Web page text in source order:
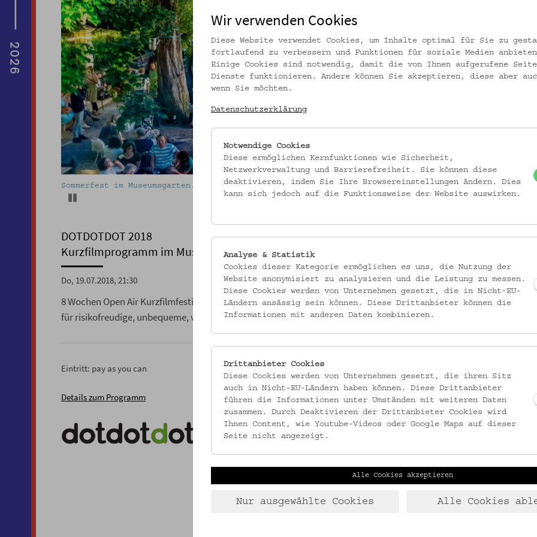
Sommerfest im Museumsgarten. Foto: kollektiv fischka / kramar © Volkskundemuseum Wien
DOTDOTDOT 2018
Kurzfilmprogramm im Museumsgarten
Do, 19.07.2018, 21:30
8 Wochen Open Air Kurzfilmfestival im 8.: Das Volkskundemuseum Wien wird zum bereits neunten Mal zur
für risikofreudige, unbequeme, vibrierende, bewegende, beflügelnde kurze Filmformate.
Eintritt: pay as you can
Details zum Programm
Wir verwenden Cookies
Diese Website verwendet Cookies, um Inhalte optimal für Sie zu
fortlaufend zu verbessern und Funktionen für soziale Medien anbieten
Einige Cookies sind notwendig, damit die von Ihnen aufgerufene
Dienste funktionieren. Andere können Sie akzeptieren, diese aber
wenn Sie möchten.
Datenschutzerklärung
Notwendige Cookies
Diese ermöglichen Kernfunktionen wie Sicherheit,
Netzwerkverwaltung und Barrierefreiheit. Sie können diese
deaktivieren, indem Sie Ihre Browsereinstellungen ändern. Dies
kann sich jedoch auf die Funktionsweise der Website auswirken.
Analyse & Statistik
Cookies dieser Kategorie ermöglichen es uns, die Nutzung der
Website anonymisiert zu analysieren und die Leistung zu messen.
Diese Cookies werden von Unternehmen gesetzt, die in Nicht-EU-
Ländern ansässig sein können. Diese Drittanbieter können die
Informationen mit anderen Daten kombinieren.
Drittanbieter Cookies
Diese Cookies werden von Unternehmen gesetzt, die ihren Sitz
auch in Nicht-EU-Ländern haben können. Diese Drittanbieter
führen die Informationen unter Umständen mit weiteren Daten
zusammen. Durch Deaktivieren der Drittanbieter Cookies wird
Ihnen Content, wie Youtube-Videos oder Google Maps auf dieser
Seite nicht angezeigt.
Alle Cookies akzeptieren
Nur ausgewählte Cookies Alle Cookies